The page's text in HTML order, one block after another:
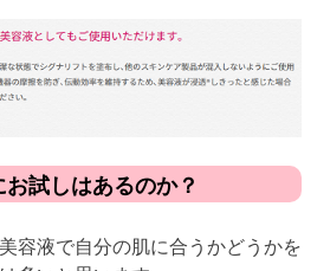
試しはあるのか？
容液で自分の肌に合うかどうかを